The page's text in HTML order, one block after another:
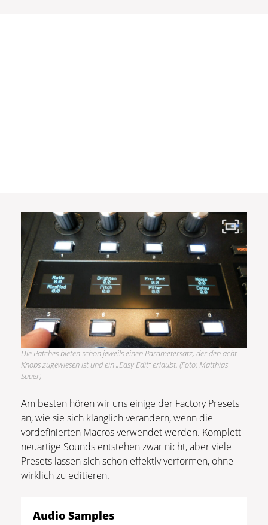
Die Patches bieten schon jeweils einen Parametersatz, der den acht
Knobs zugewiesen ist und ein „Easy Edit“ erlaubt. (Foto: Matthias
Sauer)
Am besten hören wir uns einige der Factory Presets
an, wie sie sich klanglich verändern, wenn die
vordefinierten Macros verwendet werden. Komplett
neuartige Sounds entstehen zwar nicht, aber viele
Presets lassen sich schon effektiv verformen, ohne
wirklich zu editieren.
Audio Samples